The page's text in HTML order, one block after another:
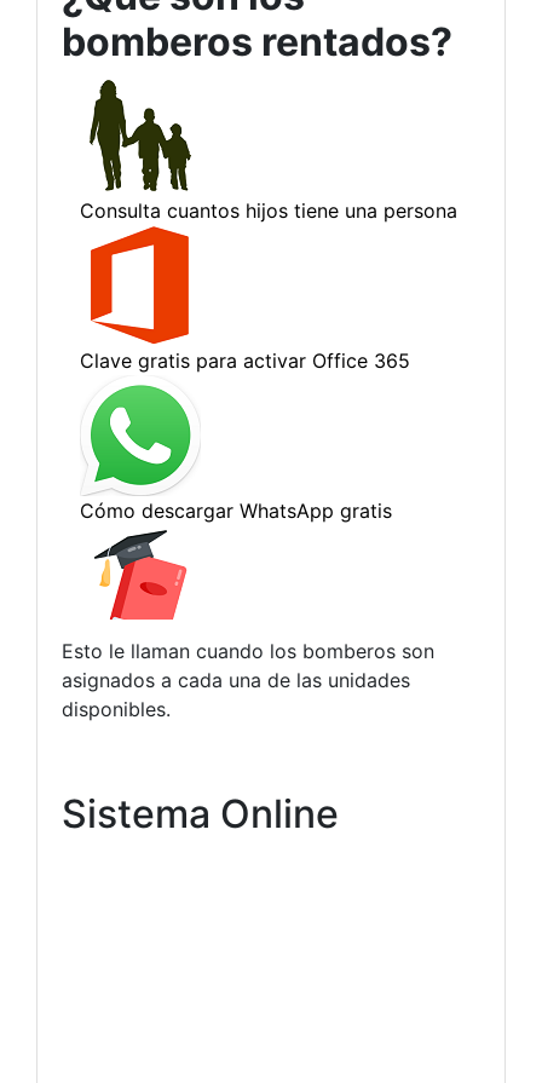
bomberos rentados?
Esto le llaman cuando los bomberos son
asignados a cada una de las unidades
disponibles.
Sistema Online